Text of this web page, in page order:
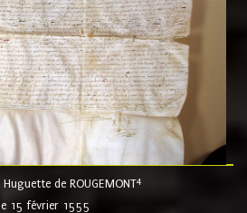
de ROUGEMONT4
le 15 février 1555